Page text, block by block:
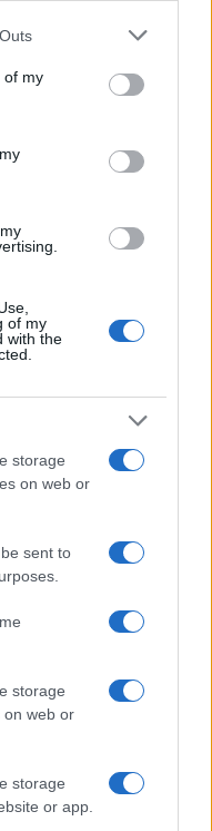
one or more Google
You may click to
its third-party tags to
in below Google
of my
of my
with the
storage
on web or
sent to
storage
on web or
storage
or app.
a due cifre per greggio
che esige
$4,187.30